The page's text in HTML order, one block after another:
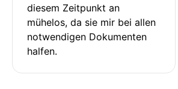
diesem Zeitpunkt an
mühelos, da sie mir bei allen
notwendigen Dokumenten
halfen.